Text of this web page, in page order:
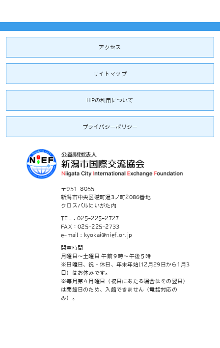
アクセス
サイトマップ
HPの利用について
プライバシーポリシー
〒951-8055
新潟市中央区礎町通3ノ町2086番地
クロスパルにいがた内
TEL：025-225-2727
FAX：025-225-2733
e-mail : kyokai@nief.or.jp
開室時間
月曜日～土曜日 午前９時～午後５時
※日曜日、祝・休日、年末年始(12月29日から1月3
日）はお休みです。
※毎月第４月曜日（祝日にあたる場合はその翌日）
は閉館日のため、入館できません（電話対応の
み）。